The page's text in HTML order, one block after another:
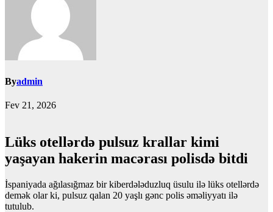
Byadmin
Fev 21, 2026
Lüks otellərdə pulsuz krallar kimi
yaşayan hakerin macərası polisdə bitdi
İspaniyada ağılasığmaz bir kiberdələduzluq üsulu ilə lüks otellərdə
demək olar ki, pulsuz qalan 20 yaşlı gənc polis əməliyyatı ilə
tutulub.